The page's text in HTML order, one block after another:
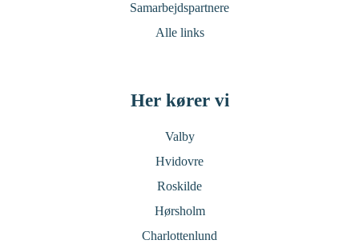
Samarbejdspartnere
Alle links
Her kører vi
Valby
Hvidovre
Roskilde
Hørsholm
Charlottenlund